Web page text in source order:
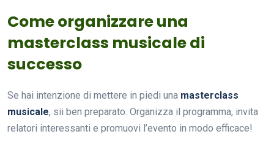
Come organizzare una
masterclass musicale di
successo
Se hai intenzione di mettere in piedi una masterclass
musicale, sii ben preparato. Organizza il programma, invita
relatori interessanti e promuovi l’evento in modo efficace!